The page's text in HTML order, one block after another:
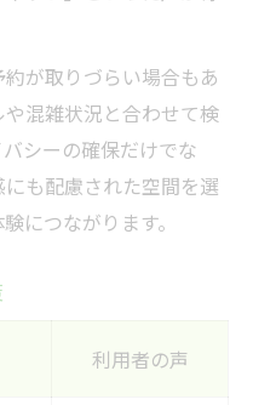
が取りづらい場合もあ
混雑状況と合わせて検
シーの確保だけでな
も配慮された空間を選
につながります。
利用者の声